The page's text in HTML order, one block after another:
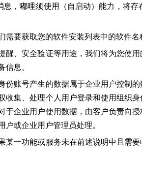
，嘟哩须使用（自启动）能力，将
要获取您的软件安装列表中的软件名
、安全验证等用途，我们将为您使
信息。
份账号产生的数据属于企业用户控制
集、处理个人用户登录和使用组织
企业用户使用数据，由客户负责向
或企业用户管理员处理。
一功能或服务未在前述说明中且需